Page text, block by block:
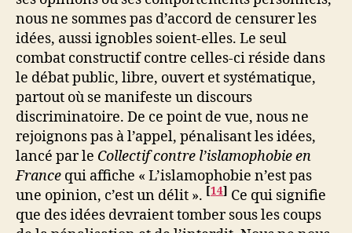
nous ne sommes pas d’accord de censurer les
idées, aussi ignobles soient-elles. Le seul
combat constructif contre celles-ci réside dans
le débat public, libre, ouvert et systématique,
partout où se manifeste un discours
discriminatoire. De ce point de vue, nous ne
rejoignons pas à l’appel, pénalisant les idées,
lancé par le Collectif contre l’islamophobie en
France qui affiche « L’islamophobie n’est pas
une opinion, c’est un délit ». [14] Ce qui signifie
que des idées devraient tomber sous les coups